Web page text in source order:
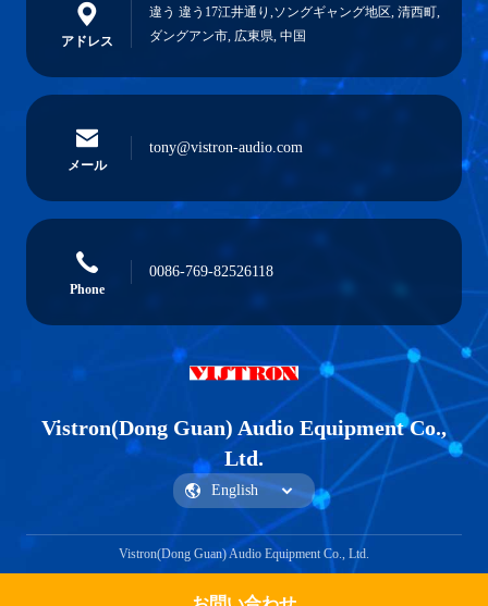
アドレス
違う 違う17江井通り,ソングギャング地区, 清西町,
ダングアン市, 広東県, 中国
メール
tony@vistron-audio.com
Phone
0086-769-82526118
Vistron(Dong Guan) Audio Equipment Co.,
Ltd.
Vistron(Dong Guan) Audio Equipment Co., Ltd.